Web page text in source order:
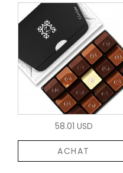
58.01 USD
ACHAT